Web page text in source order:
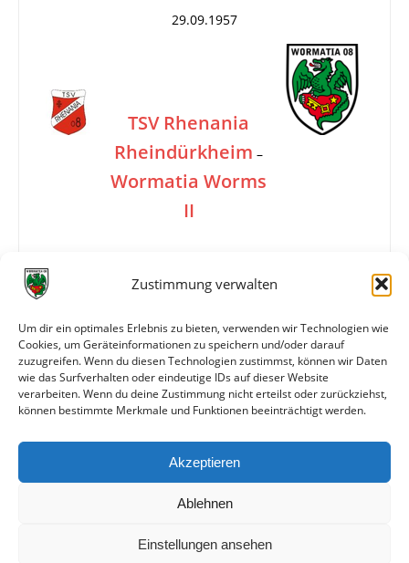
Zustimmung verwalten
Um dir ein optimales Erlebnis zu bieten, verwenden wir Technologien wie
Cookies, um Geräteinformationen zu speichern und/oder darauf
zuzugreifen. Wenn du diesen Technologien zustimmst, können wir Daten
wie das Surfverhalten oder eindeutige IDs auf dieser Website
verarbeiten. Wenn du deine Zustimmung nicht erteilst oder zurückziehst,
können bestimmte Merkmale und Funktionen beeinträchtigt werden.
Akzeptieren
Ablehnen
Einstellungen ansehen
29.09.1957
TSV Rhenania
Rheindürkheim –
Wormatia Worms
II
1:1
Tore
1:0 Bähr (60.)
1:1 Sommer (80.)
Alle bisherigen Partien der beiden Mannschaften
anzeigen